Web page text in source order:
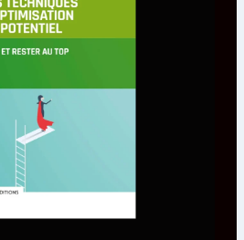
permettant à chacun
mieux ses ressources
coeur et les jambes!